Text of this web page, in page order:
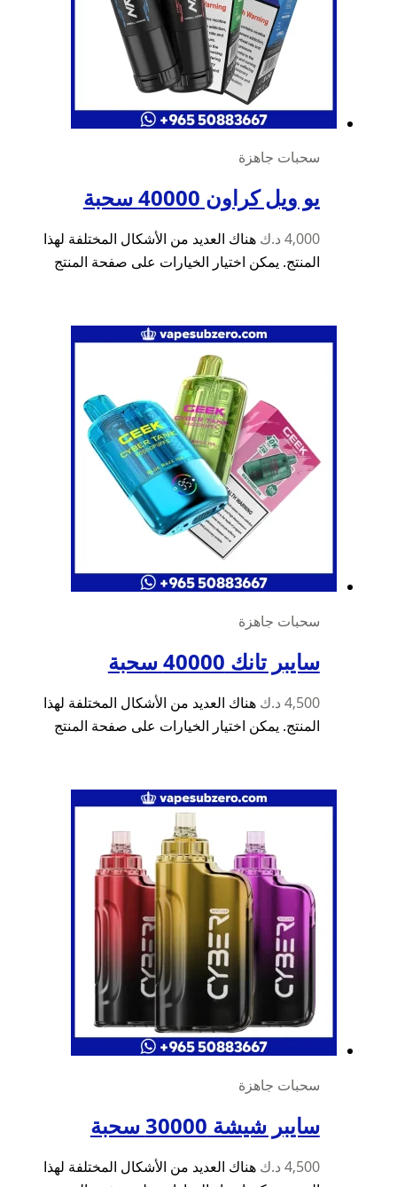
سحبات جاهزة
يو ويل كراون 40000 سحبة
4,000 د.ك هناك العديد من الأشكال المختلفة لهذا
المنتج. يمكن اختيار الخيارات على صفحة المنتج
سحبات جاهزة
سايبر تانك 40000 سحبة
4,500 د.ك هناك العديد من الأشكال المختلفة لهذا
المنتج. يمكن اختيار الخيارات على صفحة المنتج
سحبات جاهزة
سايبر شيشة 30000 سحبة
4,500 د.ك هناك العديد من الأشكال المختلفة لهذا